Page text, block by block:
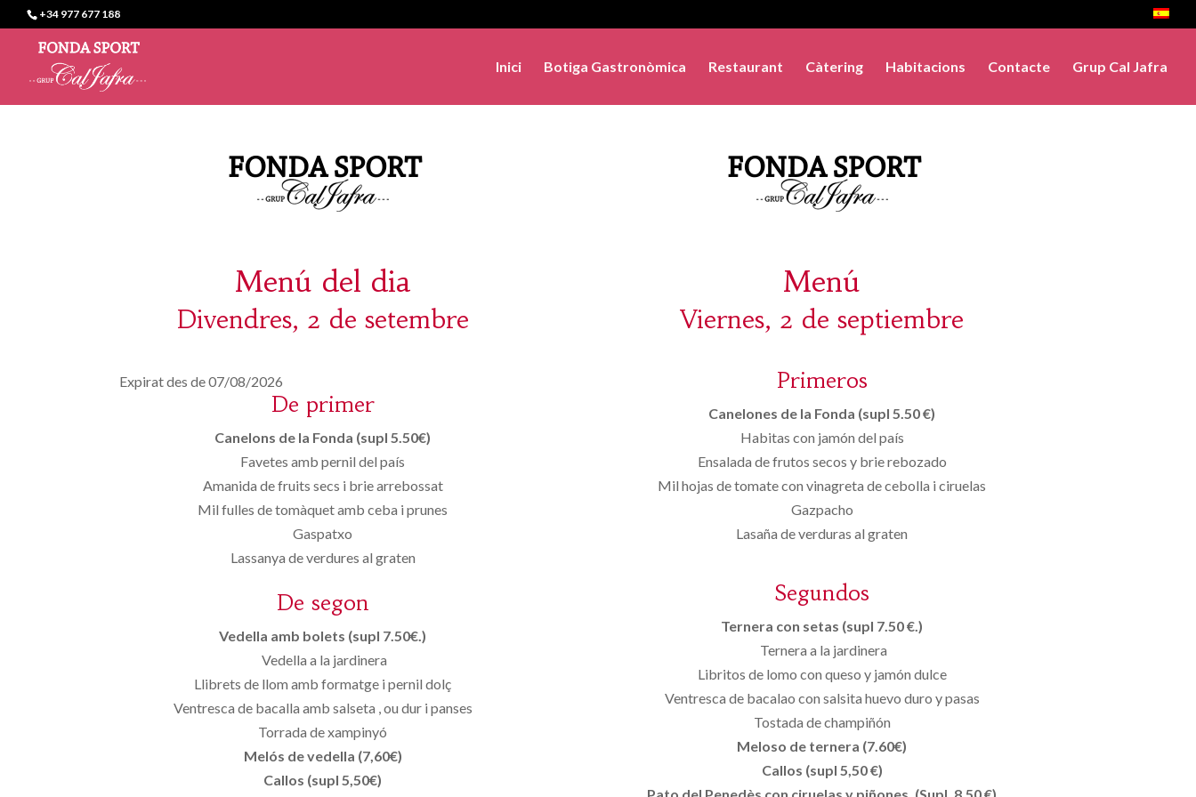
+34 977 677 188
Inici Botiga Gastronòmica Restaurant Càtering Habitacions Contacte Grup Cal Jafra
Menú del dia
Divendres, 2 de setembre
Expirat des de 07/08/2026
De primer
Canelons de la Fonda (supl 5.50€)
Favetes amb pernil del país
Amanida de fruits secs i brie arrebossat
Mil fulles de tomàquet amb ceba i prunes
Gaspatxo
Lassanya de verdures al graten
De segon
Vedella amb bolets (supl 7.50€.)
Vedella a la jardinera
Llibrets de llom amb formatge i pernil dolç
Ventresca de bacalla amb salseta , ou dur i panses
Torrada de xampinyó
Melós de vedella (7,60€)
Callos (supl 5,50€)
Menú
Viernes, 2 de septiembre
Primeros
Canelones de la Fonda (supl 5.50 €)
Habitas con jamón del país
Ensalada de frutos secos y brie rebozado
Mil hojas de tomate con vinagreta de cebolla i ciruelas
Gazpacho
Lasaña de verduras al graten
Segundos
Ternera con setas (supl 7.50 €.)
Ternera a la jardinera
Libritos de lomo con queso y jamón dulce
Ventresca de bacalao con salsita huevo duro y pasas
Tostada de champiñón
Meloso de ternera (7.60€)
Callos (supl 5,50 €)